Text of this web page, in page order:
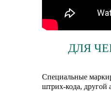
ДЛЯ
Специальные
штрих-кода, другой